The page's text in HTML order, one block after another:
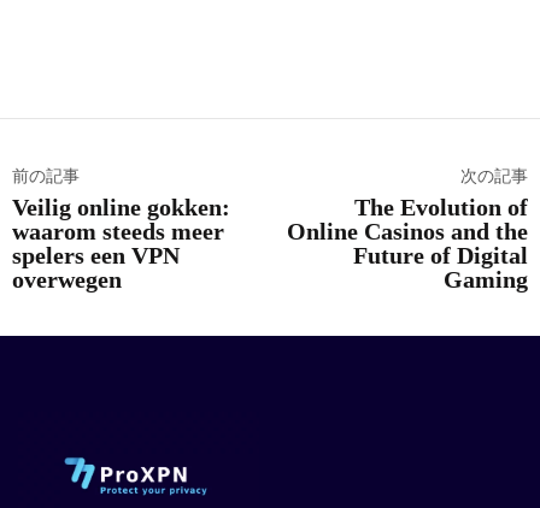
前の記事
Veilig online gokken:
waarom steeds meer
spelers een VPN
overwegen
次の記事
The Evolution of
Online Casinos and the
Future of Digital
Gaming